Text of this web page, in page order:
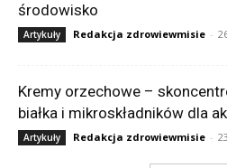
środowisko
Artykuły Redakcja zdrowiewmisie -
Kremy orzechowe –
białka i mikroskładników dla
Artykuły Redakcja zdrowiewmisie -